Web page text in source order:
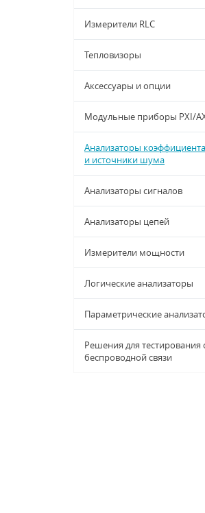
Измерители RLC
Тепловизоры
Аксессуары и опции
Модульные приборы PXI/
Анализаторы
и источники шума
Анализаторы сигналов
Анализаторы цепей
Измерители мощности
Логические анализаторы
Параметрические
Решения для тестирования
беспроводной связи